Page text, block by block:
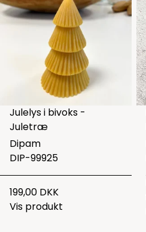
Julelys i bivoks -
Juletræ
Dipam
DIP-99925
199,00 DKK
Vis produkt